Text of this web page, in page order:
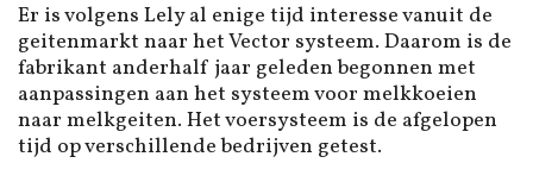
Er is volgens Lely al enige tijd interesse vanuit de
geitenmarkt naar het Vector systeem. Daarom is de
fabrikant anderhalf jaar geleden begonnen met
aanpassingen aan het systeem voor melkkoeien
naar melkgeiten. Het voersysteem is de afgelopen
tijd op verschillende bedrijven getest.